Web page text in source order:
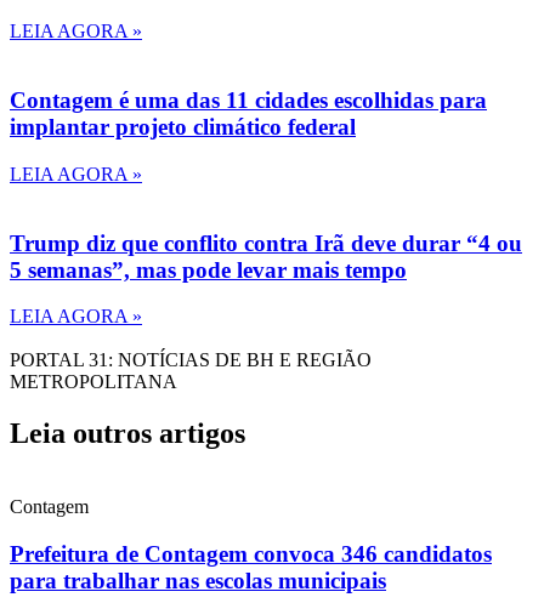
LEIA AGORA »
Contagem é uma das 11 cidades escolhidas para
implantar projeto climático federal
LEIA AGORA »
Trump diz que conflito contra Irã deve durar “4 ou
5 semanas”, mas pode levar mais tempo
LEIA AGORA »
PORTAL 31: NOTÍCIAS DE BH E REGIÃO
METROPOLITANA
Leia outros artigos
Contagem
Prefeitura de Contagem convoca 346 candidatos
para trabalhar nas escolas municipais